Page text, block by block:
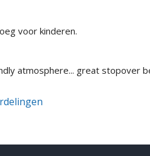
voor kinderen.
atmosphere... great stopover